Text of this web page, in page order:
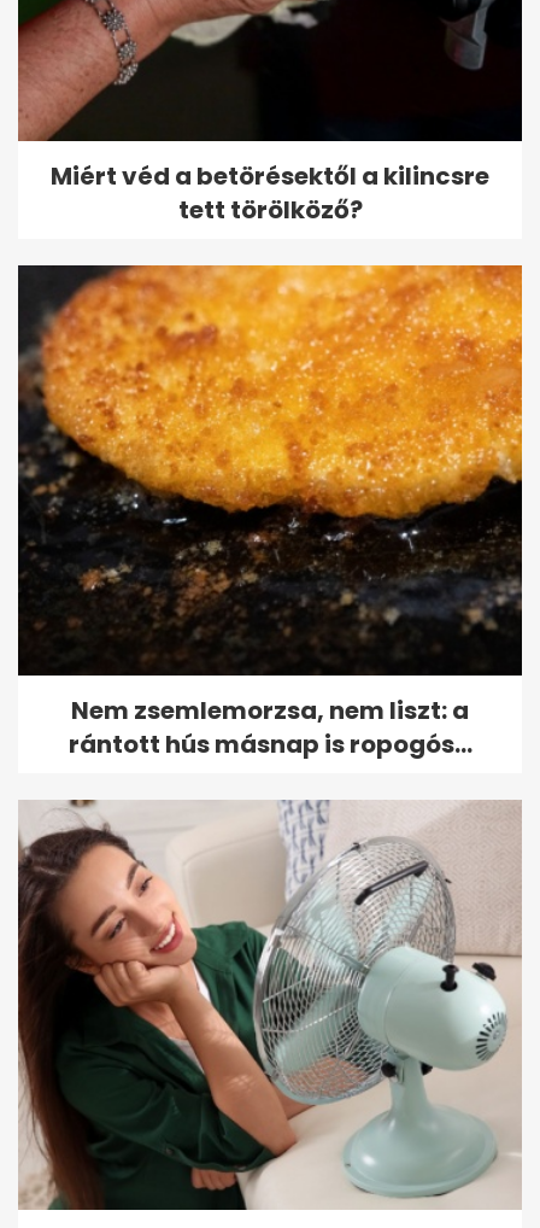
Miért véd a betörésektől a kilincsre
tett törölköző?
Nem zsemlemorzsa, nem liszt: a
rántott hús másnap is ropogós...